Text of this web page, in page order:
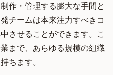
作・管理する膨大な手間と
チームは本来注力すべきコ
させることができます。こ
まで、あらゆる規模の組織
ちます。